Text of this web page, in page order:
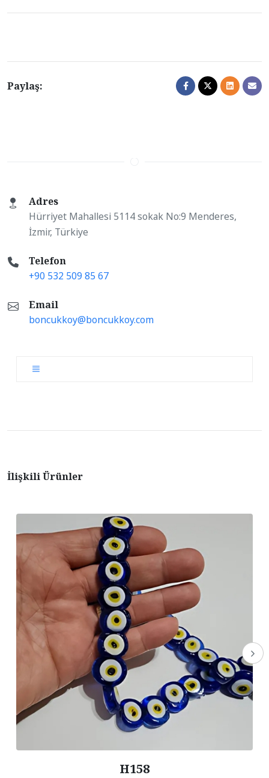
Paylaş:
Adres
Hürriyet Mahallesi 5114 sokak No:9 Menderes,
İzmir, Türkiye
Telefon
+90 532 509 85 67
Email
boncukkoy@boncukkoy.com
İlişkili Ürünler
H016 / 6x6,5 cm